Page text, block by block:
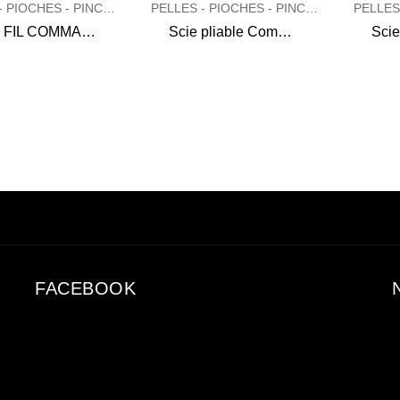
PELLES - PIOCHES - PINCES - SCIES
SCIE FIL COMMANDO
PELLES - PIOCHES - PINCES - SCIES
Scie pliable Commando
FACEBOOK